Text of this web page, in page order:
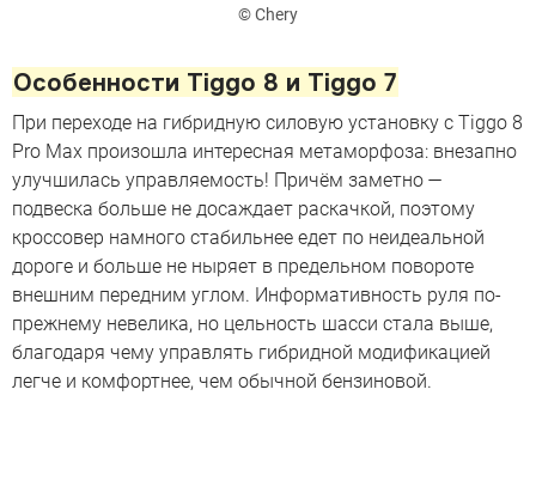
© Chery
Особенности Tiggo 8 и Tiggo 7
При переходе на гибридную силовую установку с Tiggo 8
Pro Max произошла интересная метаморфоза: внезапно
улучшилась управляемость! Причём заметно —
подвеска больше не досаждает раскачкой, поэтому
кроссовер намного стабильнее едет по неидеальной
дороге и больше не ныряет в предельном повороте
внешним передним углом. Информативность руля по-
прежнему невелика, но цельность шасси стала выше,
благодаря чему управлять гибридной модификацией
легче и комфортнее, чем обычной бензиновой.